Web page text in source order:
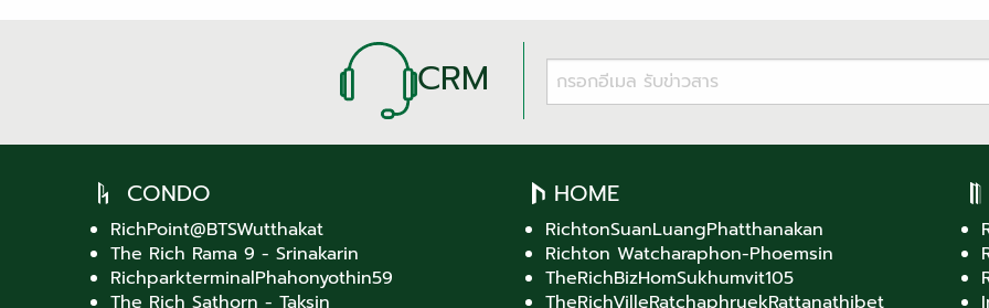
CRM
CONDO
RichPoint@BTSWutthakat
The Rich Rama 9 - Srinakarin
RichparkterminalPhahonyothin59
The Rich Sathorn - Taksin
HOME
RichtonSuanLuangPhatthanakan
Richton Watcharaphon-Phoemsin
TheRichBizHomSukhumvit105
TheRichVilleRatchaphruekRattanathibet